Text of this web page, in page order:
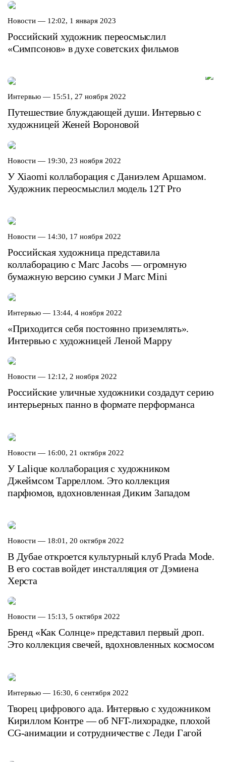
Новости — 12:02, 1 января 2023
Российский художник переосмыслил
«Симпсонов» в духе советских фильмов
Интервью — 15:51, 27 ноября 2022
Путешествие блуждающей души. Интервью с
художницей Женей Вороновой
Новости — 19:30, 23 ноября 2022
У Xiaomi коллаборация с Даниэлем Аршамом.
Художник переосмыслил модель 12T Pro
Новости — 14:30, 17 ноября 2022
Российская художница представила
коллаборацию с Marc Jacobs — огромную
бумажную версию сумки J Marc Mini
Интервью — 13:44, 4 ноября 2022
«Приходится себя постоянно приземлять».
Интервью с художницей Леной Марру
Новости — 12:12, 2 ноября 2022
Российские уличные художники создадут серию
интерьерных панно в формате перформанса
Новости — 16:00, 21 октября 2022
У Lalique коллаборация с художником
Джеймсом Тарреллом. Это коллекция
парфюмов, вдохновленная Диким Западом
Новости — 18:01, 20 октября 2022
В Дубае откроется культурный клуб Prada Mode.
В его состав войдет инсталляция от Дэмиена
Херста
Новости — 15:13, 5 октября 2022
Бренд «Как Солнце» представил первый дроп.
Это коллекция свечей, вдохновленных космосом
Интервью — 16:30, 6 сентября 2022
Творец цифрового ада. Интервью с художником
Кириллом Контре — об NFT-лихорадке, плохой
CG-анимации и сотрудничестве с Леди Гагой